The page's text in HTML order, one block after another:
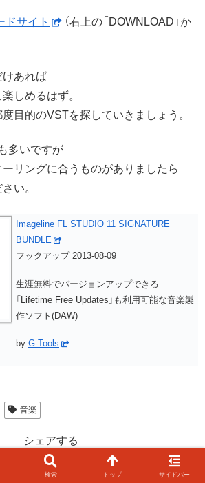
ドサイト
（右上の「DOWNLOAD」か
けあれば
しめるはず。
目的のVSTを探していきましょう。
多いですが
リングに合うものがありましたら
い。
Imageline FL STUDIO 11 SIGNATURE
BUNDLE
フックアップ 2013-08-09
生涯無料でバージョンアップできる
「Lifetime Free Updates」も利用可能な音楽製
作ソフト(DAW)
by G-Tools
音楽
シェアする
Facebook はてブ
検索 トップ サイドバー